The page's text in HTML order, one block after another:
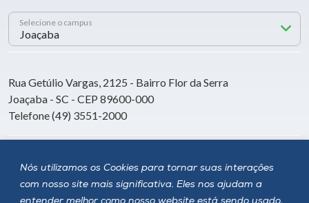
Nós utilizamos os Cookies para tornar suas interações
com nosso site mais significativa. Eles nos ajudam a
entender melhor como nosso website está sendo usado,
Selecione o campus
Rua Getúlio Vargas, 2125 - Bairro Flor da Serra
Joaçaba - SC - CEP 89600-000
Telefone (49) 3551-2000
Siga a Unoesc